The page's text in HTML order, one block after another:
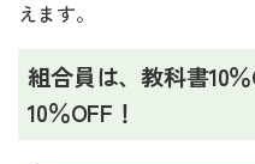
えます。
組合員は、教科書10
10％OFF！